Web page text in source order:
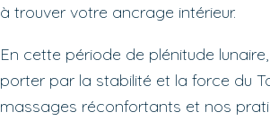
à trouver votre ancrage intérieur.
En cette période de plénitude
porter par la stabilité et la force du
massages réconfortants et nos